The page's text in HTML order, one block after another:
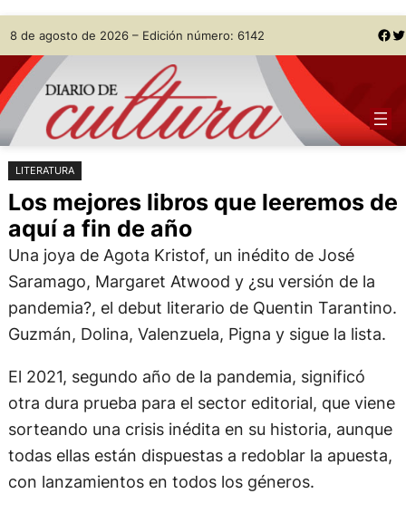
Saltar
al
contenido
Skip
to
content
8 de agosto de 2026 – Edición número: 6142 Facebook Twitter
LITERATURA
Los mejores libros que leeremos de
aquí a fin de año
Una joya de Agota Kristof, un inédito de José
Saramago, Margaret Atwood y ¿su versión de la
pandemia?, el debut literario de Quentin Tarantino.
Guzmán, Dolina, Valenzuela, Pigna y sigue la lista.
El 2021, segundo año de la pandemia, significó
otra dura prueba para el sector editorial, que viene
sorteando una crisis inédita en su historia, aunque
todas ellas están dispuestas a redoblar la apuesta,
con lanzamientos en todos los géneros.